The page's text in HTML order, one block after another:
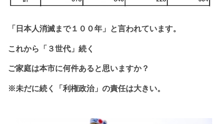
「日本人消滅まで１ ００年」と言われています。
これから 「３世代」続く
ご家庭は本市に何件あると思いますか？
※未だに続く「利権政治」の責任は大きい。